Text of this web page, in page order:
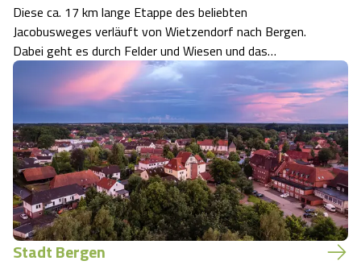
Diese ca. 17 km lange Etappe des beliebten
Jacobusweges verläuft von Wietzendorf nach Bergen.
Dabei geht es durch Felder und Wiesen und das
Naturschutzgebiet Großes Moor, vorbei an kleinen
Dörfern bis zur Stadt Bergen.
Stadt Bergen